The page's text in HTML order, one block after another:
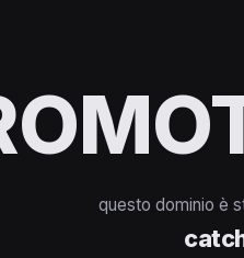
questo dominio è